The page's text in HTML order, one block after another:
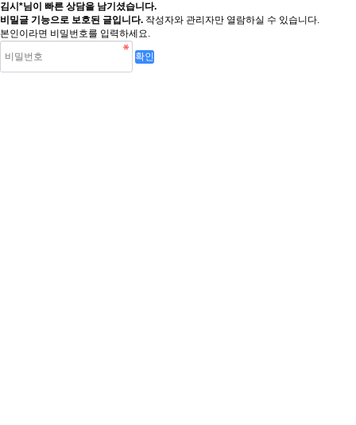
김시*님이 빠른 상담을 남기셨습니다.
비밀글 기능으로 보호된 글입니다. 작성자와 관리자만 열람하실 수 있습니다.
본인이라면 비밀번호를 입력하세요.